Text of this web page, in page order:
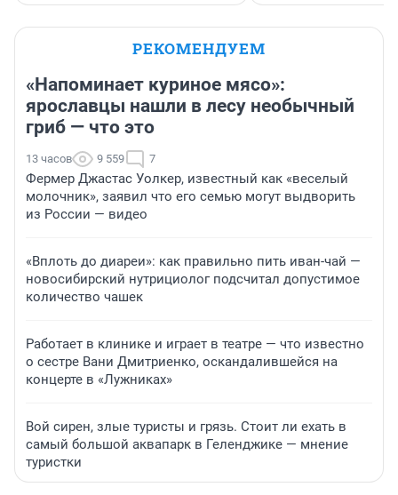
РЕКОМЕНДУЕМ
«Напоминает куриное мясо»:
ярославцы нашли в лесу необычный
гриб — что это
13 часов 9 559 7
Фермер Джастас Уолкер, известный как «веселый
молочник», заявил что его семью могут выдворить
из России — видео
«Вплоть до диареи»: как правильно пить иван-чай —
новосибирский нутрициолог подсчитал допустимое
количество чашек
Работает в клинике и играет в театре — что известно
о сестре Вани Дмитриенко, оскандалившейся на
концерте в «Лужниках»
Вой сирен, злые туристы и грязь. Стоит ли ехать в
самый большой аквапарк в Геленджике — мнение
туристки